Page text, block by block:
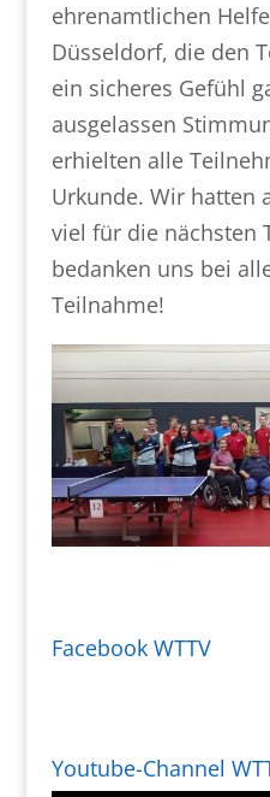
ehrenamtlichen
Düsseldorf, die den
ein sicheres Gefühl
ausgelassen
erhielten alle
Urkunde. Wir hatten
viel für die nächsten
bedanken uns bei
Teilnahme!
Facebook WTTV
Youtube-Channel